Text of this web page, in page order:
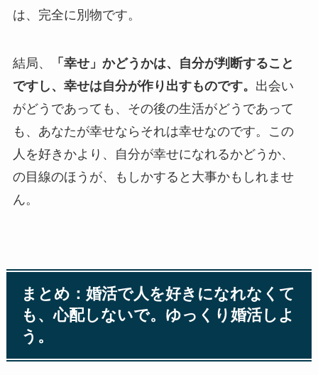
は、完全に別物です。
結局、
「幸せ」かどうかは、自分が判断すること
ですし、幸せは自分が作り出すものです。 出会い
がどうであっても、その後の生活がどうであって
も、あなたが幸せならそれは幸せなのです。この
人を好きかより、自分が幸せになれるかどうか、
の目線のほうが、もしかすると大事かもしれませ
ん。
まとめ：婚活で人を好きになれなくて
も、心配しないで。ゆっくり婚活しよ
う。